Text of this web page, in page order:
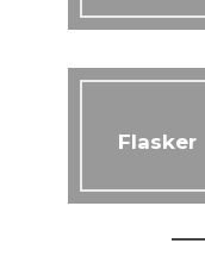
Flasker